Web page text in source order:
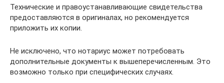
Технические и правоустанавливающие свидетельства
предоставляются в оригиналах, но рекомендуется
приложить их копии.
Не исключено, что нотариус может потребовать
дополнительные документы к вышеперечисленным. Это
возможно только при специфических случаях.